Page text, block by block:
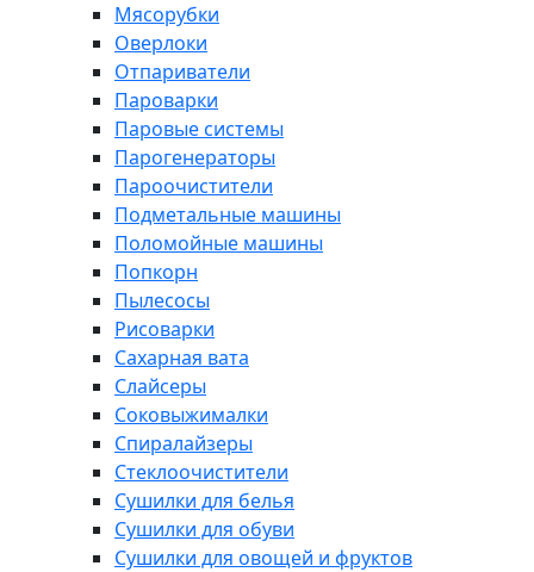
Мясорубки
Оверлоки
Отпариватели
Пароварки
Паровые системы
Парогенераторы
Пароочистители
Подметальные машины
Поломойные машины
Попкорн
Пылесосы
Рисоварки
Сахарная вата
Слайсеры
Соковыжималки
Спиралайзеры
Стеклоочистители
Сушилки для белья
Сушилки для обуви
Сушилки для овощей и фруктов